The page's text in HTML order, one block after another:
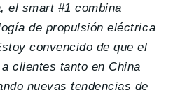
el smart #1 combina
de propulsión eléctrica
convencido de que el
clientes tanto en China
nuevas tendencias de